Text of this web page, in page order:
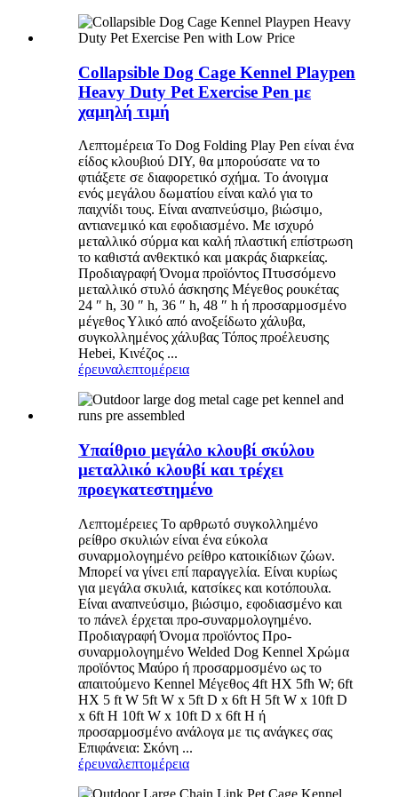
Collapsible Dog Cage Kennel Playpen
Heavy Duty Pet Exercise Pen με
χαμηλή τιμή
Λεπτομέρεια Το Dog Folding Play Pen είναι ένα
είδος κλουβιού DIY, θα μπορούσατε να το
φτιάξετε σε διαφορετικό σχήμα. Το άνοιγμα
ενός μεγάλου δωματίου είναι καλό για το
παιχνίδι τους. Είναι αναπνεύσιμο, βιώσιμο,
αντιανεμικό και εφοδιασμένο. Με ισχυρό
μεταλλικό σύρμα και καλή πλαστική επίστρωση
το καθιστά ανθεκτικό και μακράς διαρκείας.
Προδιαγραφή Όνομα προϊόντος Πτυσσόμενο
μεταλλικό στυλό άσκησης Μέγεθος ρουκέτας
24 ″ h, 30 ″ h, 36 ″ h, 48 ″ h ή προσαρμοσμένο
μέγεθος Υλικό από ανοξείδωτο χάλυβα,
συγκολλημένος χάλυβας Τόπος προέλευσης
Hebei, Κινέζος ...
έρευναλεπτομέρεια
Υπαίθριο μεγάλο κλουβί σκύλου
μεταλλικό κλουβί και τρέχει
προεγκατεστημένο
Λεπτομέρειες Το αρθρωτό συγκολλημένο
ρείθρο σκυλιών είναι ένα εύκολα
συναρμολογημένο ρείθρο κατοικίδιων ζώων.
Μπορεί να γίνει επί παραγγελία. Είναι κυρίως
για μεγάλα σκυλιά, κατσίκες και κοτόπουλα.
Είναι αναπνεύσιμο, βιώσιμο, εφοδιασμένο και
το πάνελ έρχεται προ-συναρμολογημένο.
Προδιαγραφή Όνομα προϊόντος Προ-
συναρμολογημένο Welded Dog Kennel Χρώμα
προϊόντος Μαύρο ή προσαρμοσμένο ως το
απαιτούμενο Kennel Μέγεθος 4ft HX 5fh W; 6ft
HX 5 ft W 5ft W x 5ft D x 6ft H 5ft W x 10ft D
x 6ft H 10ft W x 10ft D x 6ft H ή
προσαρμοσμένο ανάλογα με τις ανάγκες σας
Επιφάνεια: Σκόνη ...
έρευναλεπτομέρεια